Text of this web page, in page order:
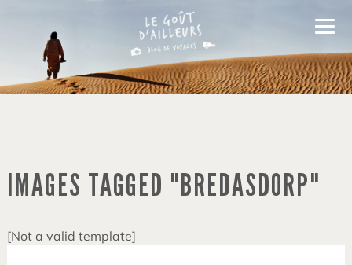
IMAGES TAGGED "BREDASDORP"
[Not a valid template]